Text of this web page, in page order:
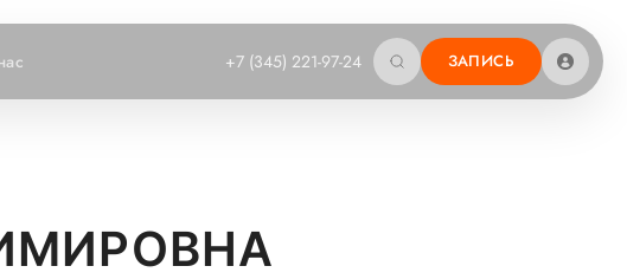
+7 (345) 221-97-24 ЗАПИСЬ